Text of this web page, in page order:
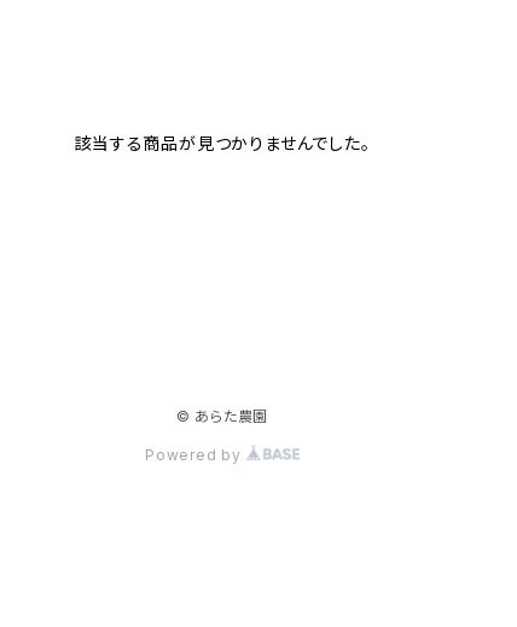
該当する商品が見つかりませんでした。
© あらた農園
Powered by